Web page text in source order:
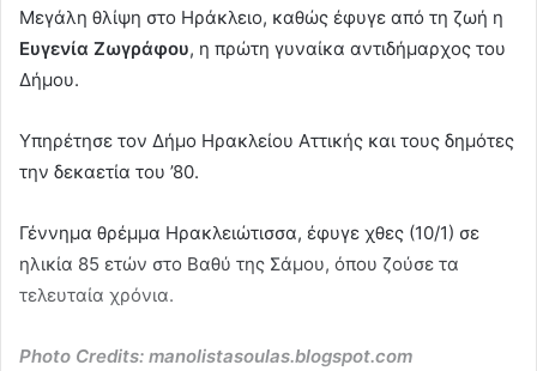
Μεγάλη θλίψη στο Ηράκλειο, καθώς έφυγε από τη ζωή η
Ευγενία Ζωγράφου, η πρώτη γυναίκα αντιδήμαρχος του
Δήμου.
Υπηρέτησε τον Δήμο Ηρακλείου Αττικής και τους δημότες
την δεκαετία του ’80.
Γέννημα θρέμμα Ηρακλειώτισσα, έφυγε χθες (10/1) σε
ηλικία 85 ετών στο Βαθύ της Σάμου, όπου ζούσε τα
τελευταία χρόνια.
Photo Credits: manolistasoulas.blogspot.com